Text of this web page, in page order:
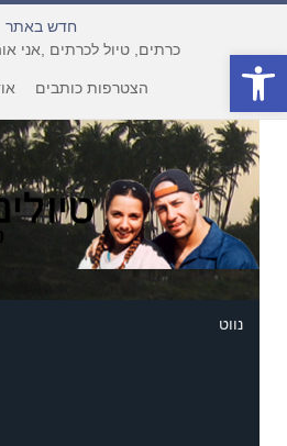
פתח סרגל נגישות
חדש באתר
כרתים, טיול לכרתים ,אני
הצטרפות כותבים
נווט